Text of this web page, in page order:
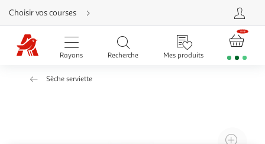
Aller
directement
au
contenu
Aller
directement
Aller
Choisir vos courses
Rayons Recherche Mes produits
Sèche serviette